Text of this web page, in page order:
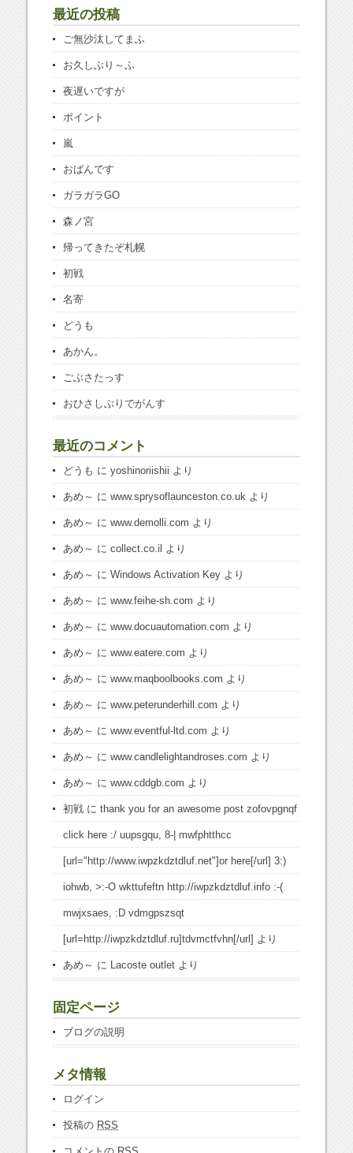
最近の投稿
ご無沙汰してまふ
お久しぶり～ふ
夜遅いですが
ポイント
嵐
おばんです
ガラガラGO
森ノ宮
帰ってきたぞ札幌
初戦
名寄
どうも
あかん。
ごぶさたっす
おひさしぶりでがんす
最近のコメント
どうも にyoshinoriishii より
あめ～ にwww.sprysoflaunceston.co.uk より
あめ～ にwww.demolli.com より
あめ～ にcollect.co.il より
あめ～ にWindows Activation Key より
あめ～ にwww.feihe-sh.com より
あめ～ にwww.docuautomation.com より
あめ～ にwww.eatere.com より
あめ～ にwww.maqboolbooks.com より
あめ～ にwww.peterunderhill.com より
あめ～ にwww.eventful-ltd.com より
あめ～ にwww.candlelightandroses.com より
あめ～ にwww.cddgb.com より
初戦 にthank you for an awesome post zofovpgnqf
click here :/ uupsgqu, 8-| mwfphtthcc
[url="http://www.iwpzkdztdluf.net"]or here[/url] 3:)
iohwb, >:-O wkttufeftn http://iwpzkdztdluf.info :-(
mwjxsaes, :D vdmgpszsqt
[url=http://iwpzkdztdluf.ru]tdvmctfvhn[/url] より
あめ～ に Lacoste outlet より
固定ページ
ブログの説明
メタ情報
ログイン
投稿の RSS